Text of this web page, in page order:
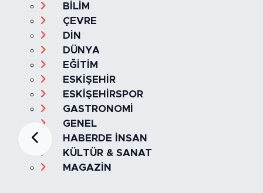
BİLİM
ÇEVRE
DİN
DÜNYA
EĞİTİM
ESKİŞEHİR
ESKİŞEHİRSPOR
GASTRONOMİ
GENEL
HABERDE İNSAN
KÜLTÜR & SANAT
MAGAZİN